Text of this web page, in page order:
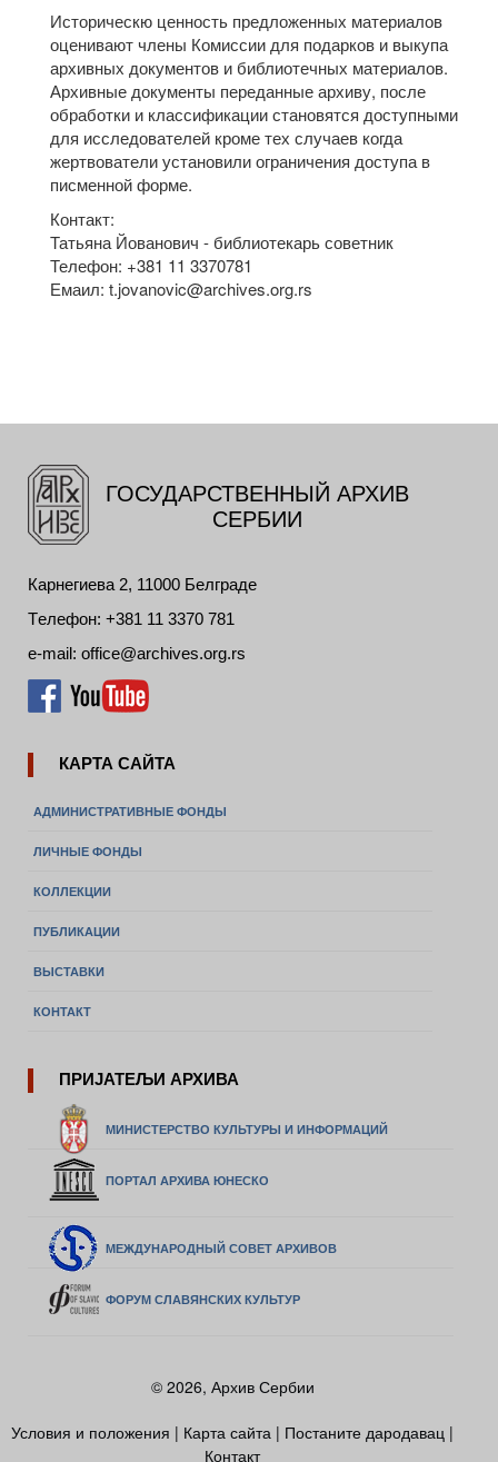
Историческю ценность предложенных материалов
оценивают члены Комиссии для подарков и выкупа
архивных документов и библиотечных материалов.
Архивные документы переданные архиву, после
обработки и классификации становятся доступными
для исследователей кроме тех случаев когда
жертвователи установили ограничения доступа в
писменной форме.
Контакт:
Татьяна Йованович - библиотекарь советник
Телефон: +381 11 3370781
Емаил: t.jovanovic@archives.org.rs
ГОСУДАРСТВЕННЫЙ АРХИВ
СЕРБИИ
Карнегиева 2, 11000 Белграде
Tелефон: +381 11 3370 781
е-mail: office@archives.org.rs
КАРТА САЙТА
АДМИНИСТРАТИВНЫЕ ФОНДЫ
ЛИЧНЫЕ ФОНДЫ
КОЛЛЕКЦИИ
ПУБЛИКАЦИИ
ВЫСТАВКИ
КОНТАКТ
ПРИЈАТЕЉИ АРХИВА
МИНИСТЕРСТВО КУЛЬТУРЫ И ИНФОРМАЦИЙ
ПОРТАЛ АРХИВА ЮНЕСКО
МЕЖДУНАРОДНЫЙ СОВЕТ АРХИВОВ
ФОРУМ СЛАВЯНСКИХ КУЛЬТУР
© 2026, Архив Сербии
Условия и положения | Карта сайта | Постаните дародавац |
Контакт